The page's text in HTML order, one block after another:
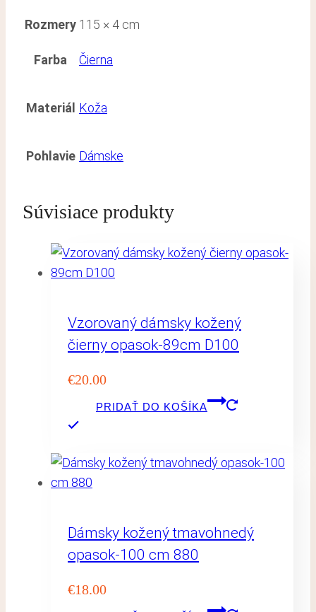
Rozmery 115 × 4 cm
Farba Čierna
Materiál Koža
Pohlavie Dámske
Súvisiace produkty
Vzorovaný dámsky kožený
čierny opasok-89cm D100
€20.00
PRIDAŤ DO KOŠÍKA
Dámsky kožený tmavohnedý
opasok-100 cm 880
€18.00